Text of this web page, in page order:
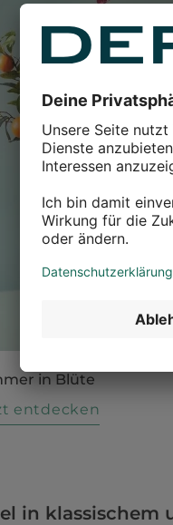
in Blüte
entdecken
in klassischem